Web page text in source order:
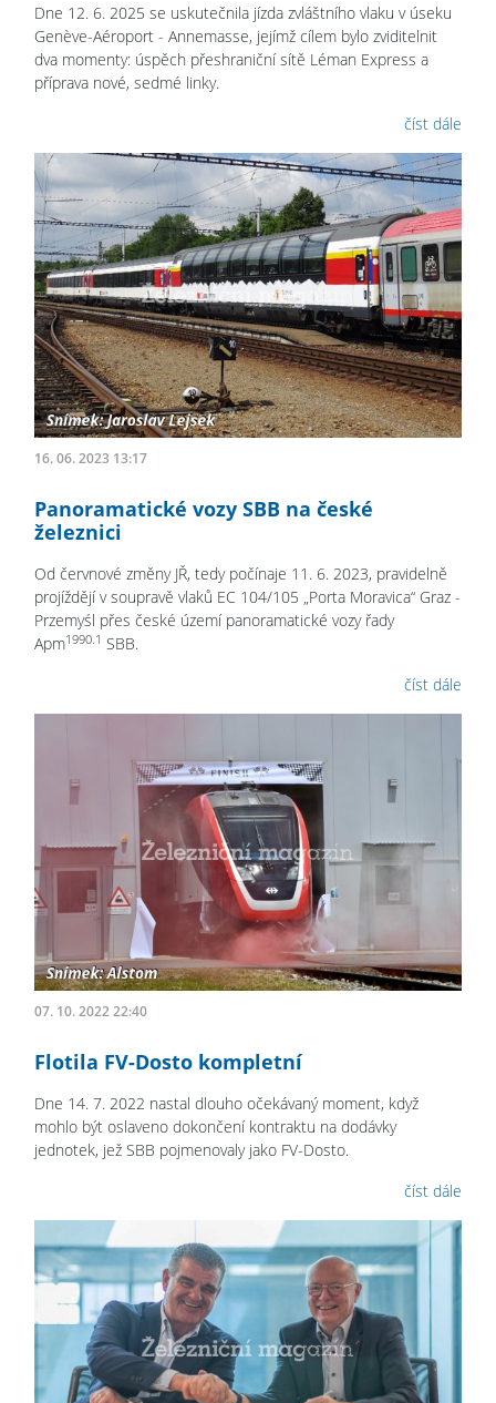
Dne 12. 6. 2025 se uskutečnila jízda zvláštního vlaku v úseku
Genève-Aéroport - Annemasse, jejímž cílem bylo zviditelnit
dva momenty: úspěch přeshraniční sítě Léman Express a
příprava nové, sedmé linky.
číst dále
16. 06. 2023 13:17
Panoramatické vozy SBB na české
železnici
Od červnové změny JŘ, tedy počínaje 11. 6. 2023, pravidelně
projíždějí v soupravě vlaků EC 104/105 „Porta Moravica“ Graz -
Przemyśl přes české území panoramatické vozy řady
Apm1990.1 SBB.
číst dále
07. 10. 2022 22:40
Flotila FV-Dosto kompletní
Dne 14. 7. 2022 nastal dlouho očekávaný moment, když
mohlo být oslaveno dokončení kontraktu na dodávky
jednotek, jež SBB pojmenovaly jako FV-Dosto.
číst dále